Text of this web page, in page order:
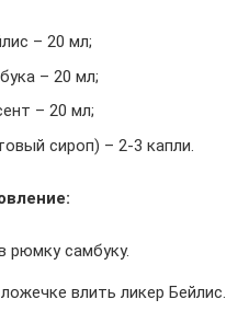
– 20 мл;
– 20 мл;
– 20 мл;
сироп) – 2-3 капли.
рюмку самбуку.
влить ликер Бейлис.